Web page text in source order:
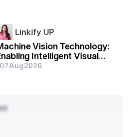
Linkify UP
Vision Technology:
Intelligent Visual
for Modern
07Aug2026